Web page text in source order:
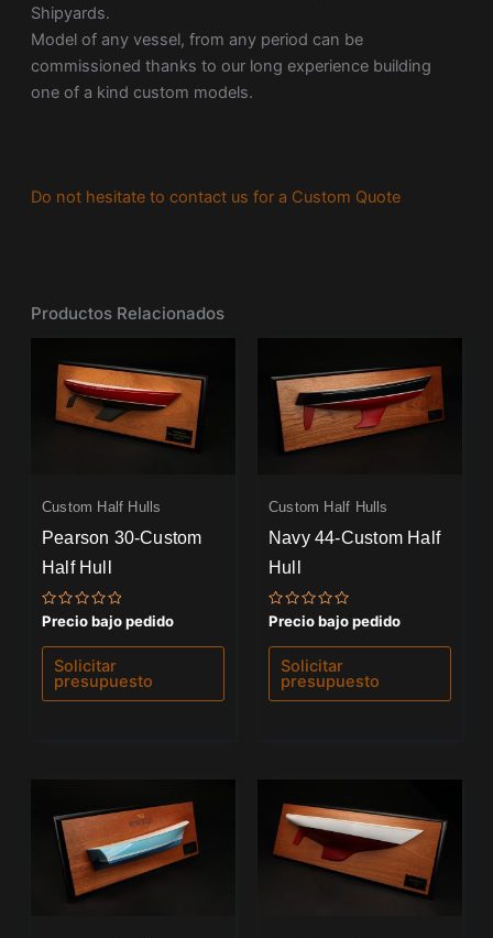
Shipyards.
Model of any vessel, from any period can be
commissioned thanks to our long experience building
one of a kind custom models.
Do not hesitate to contact us for a Custom Quote
Productos Relacionados
Custom Half Hulls
Pearson 30-Custom
Half Hull
Valorado
0
de
Precio bajo pedido
Solicitar
presupuesto
Custom Half Hulls
Navy 44-Custom Half
Hull
Valorado
0
de
Precio bajo pedido
Solicitar
presupuesto